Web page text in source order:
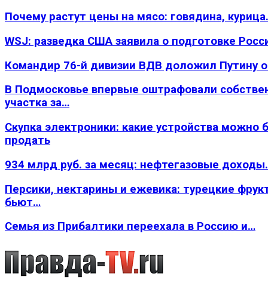
Почему растут цены на мясо: говядина,
WSJ: разведка США заявила о подготовке
Командир 76-й дивизии ВДВ доложил Путину
В Подмосковье впервые оштрафовали
участка за…
Скупка электроники: какие устройства можно
продать
934 млрд руб. за месяц: нефтегазовые
Персики, нектарины и ежевика: турецкие
бьют…
Семья из Прибалтики переехала в Россию и…